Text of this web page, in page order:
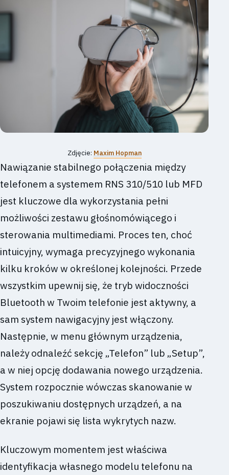
Zdjęcie: Maxim Hopman
Nawiązanie stabilnego połączenia między
telefonem a systemem RNS 310/510 lub MFD
jest kluczowe dla wykorzystania pełni
możliwości zestawu głośnomówiącego i
sterowania multimediami. Proces ten, choć
intuicyjny, wymaga precyzyjnego wykonania
kilku kroków w określonej kolejności. Przede
wszystkim upewnij się, że tryb widoczności
Bluetooth w Twoim telefonie jest aktywny, a
sam system nawigacyjny jest włączony.
Następnie, w menu głównym urządzenia,
należy odnaleźć sekcję „Telefon” lub „Setup”,
a w niej opcję dodawania nowego urządzenia.
System rozpocznie wówczas skanowanie w
poszukiwaniu dostępnych urządzeń, a na
ekranie pojawi się lista wykrytych nazw.
Kluczowym momentem jest właściwa
identyfikacja własnego modelu telefonu na